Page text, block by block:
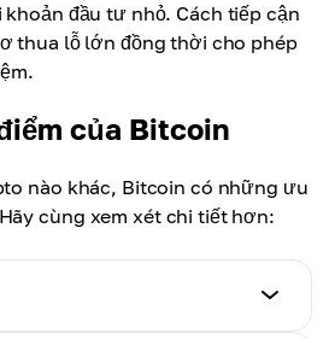
đầu tư nhỏ. Cách tiếp cận
thua lỗ lớn đồng thời cho phép
của Bitcoin
nào khác, Bitcoin có những ưu
cùng xem xét chi tiết hơn: